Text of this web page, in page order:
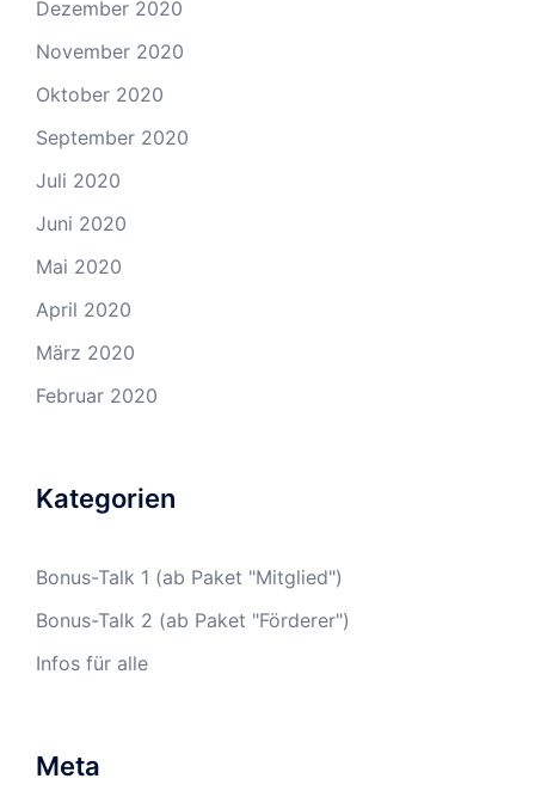
Dezember 2020
November 2020
Oktober 2020
September 2020
Juli 2020
Juni 2020
Mai 2020
April 2020
März 2020
Februar 2020
Kategorien
Bonus-Talk 1 (ab Paket "Mitglied")
Bonus-Talk 2 (ab Paket "Förderer")
Infos für alle
Meta